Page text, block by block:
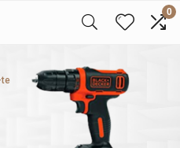
0
te